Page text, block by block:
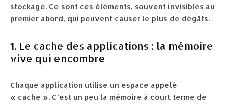
stockage. Ce sont ces éléments, souvent invisibles au
premier abord, qui peuvent causer le plus de dégâts.
1. Le cache des applications : la mémoire
vive qui encombre
Chaque application utilise un espace appelé
« cache ». C’est un peu la mémoire à court terme de